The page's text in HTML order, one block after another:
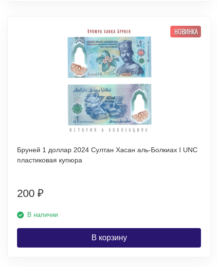
НОВИНКА
Бруней 1 доллар 2024 Султан Хасан аль-Болкиах I UNC
пластиковая купюра
200 ₽
В наличии
В корзину